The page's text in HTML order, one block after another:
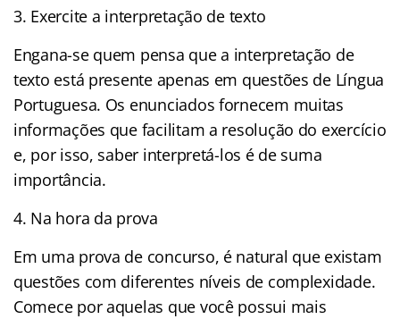
3. Exercite a interpretação de texto
Engana-se quem pensa que a interpretação de
texto está presente apenas em questões de Língua
Portuguesa. Os enunciados fornecem muitas
informações que facilitam a resolução do exercício
e, por isso, saber interpretá-los é de suma
importância.
4. Na hora da prova
Em uma prova de concurso, é natural que existam
questões com diferentes níveis de complexidade.
Comece por aquelas que você possui mais